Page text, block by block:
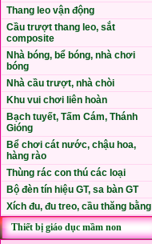
Thang leo vận động
Cầu trượt thang leo, sắt
composite
Nhà bóng, bể bóng, nhà chơi
bóng
Nhà cầu trượt, nhà chòi
Khu vui chơi liên hoàn
Bạch tuyết, Tấm Cám, Thánh
Gióng
Bể chơi cát nước, chậu hoa,
hàng rào
Thùng rác con thú các loại
Bộ đèn tín hiệu GT, sa bàn GT
Xích đu, đu treo, cầu thăng bằng
Thiết bị giáo dục mầm non